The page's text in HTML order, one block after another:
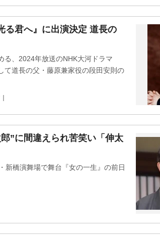
る君へ』に出演決定 道長の
る、2024年放送のNHK大河ドラマ
て道長の父・藤原兼家役の段田安則の
”に間違えられ苦笑い「伸太
新橋演舞場で舞台『女の一生』の前日